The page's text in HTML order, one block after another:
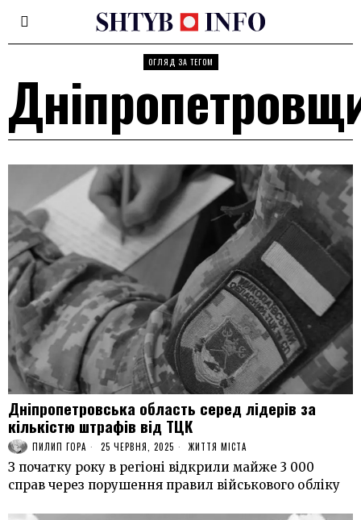
ОГЛЯД ЗА ТЕГОМ
Днiпропетровська область серед лiдерiв за
кiлькiстю штрафiв вiд ТЦК
ПИЛИП ГОРА 25 ЧЕРВНЯ, 2025 ЖИТТЯ МІСТА
З початку року в регiонi вiдкрили майже 3 000
справ через порушення правил вiйськового облiку